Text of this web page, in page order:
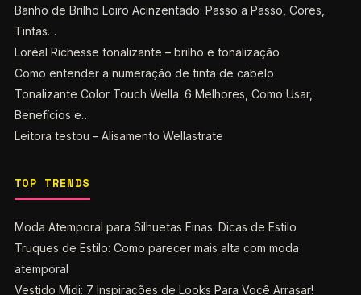
Banho de Brilho Loiro Acinzentado: Passo a Passo, Cores,
Tintas…
Loréal Richesse tonalizante – brilho e tonalização
Como entender a numeração de tinta de cabelo
Tonalizante Color Touch Wella: 6 Melhores, Como Usar,
Benefícios e…
Leitora testou – Alisamento Wellastrate
TOP TRENDS
Moda Atemporal para Silhuetas Finas: Dicas de Estilo
Truques de Estilo: Como parecer mais alta com moda
atemporal
Vestido Midi: 7 Inspirações de Looks Para Você Arrasar!